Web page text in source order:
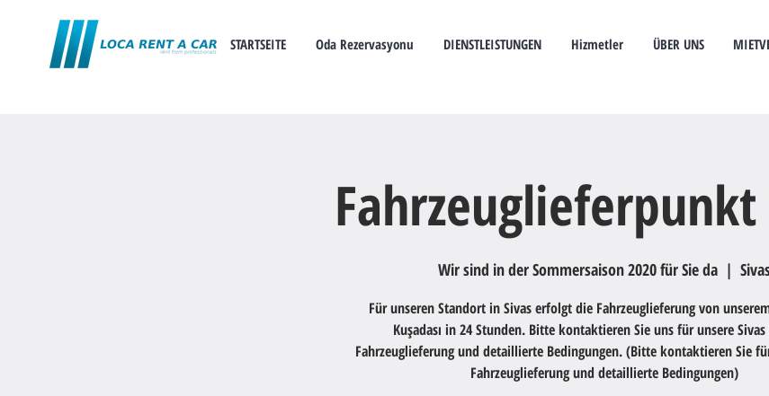
STARTSEITE Oda Rezervasyonu DIENSTLEISTUNGEN Hizmetler ÜBER UNS
Fahrzeuglieferpunkt
Wir sind in der Sommersaison 2020 für Sie da
  |
Für unseren Standort in Sivas erfolgt die Fahrzeuglieferung von
Kuşadası in 24 Stunden. Bitte kontaktieren Sie uns für unsere
Fahrzeuglieferung und detaillierte Bedingungen. (Bitte kontaktieren Sie
Fahrzeuglieferung und detaillierte Bedingungen)